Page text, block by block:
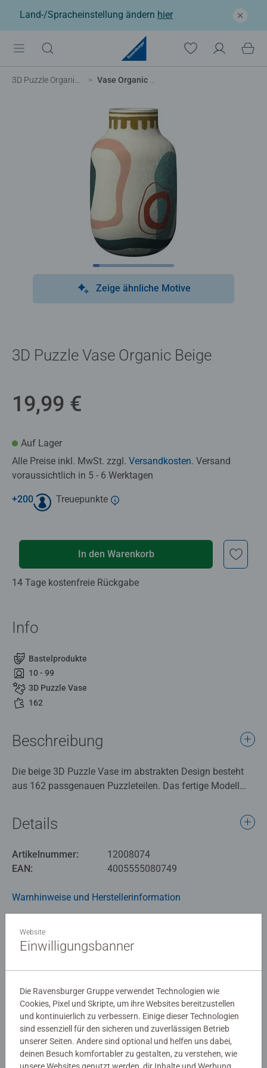
Land-/Spracheinstellung ändern hier
3D Puzzle Organizer & Co Vase Organic Beige
Zeige ähnliche Motive
3D Puzzle Vase Organic Beige
19,99 €
Auf Lager
Alle Preise inkl. MwSt. zzgl. Versandkosten. Versand
voraussichtlich in 5 - 6 Werktagen
+200 Treuepunkte
In den Warenkorb
14 Tage kostenfreie Rückgabe
Info
Bastelprodukte
10 - 99
3D Puzzle Vase
162
Beschreibung
Die beige 3D Puzzle Vase im abstrakten Design besteht
aus 162 passgenauen Puzzleteilen. Das fertige Modell
ideal für frische Schnittblumen. Aber auch Kunstblumen
oder Trockenblumen finden darin stilvoll Platz. Das
Wohnstile ein und macht es zu einem besonderen
Blickfang. Ob als Geschenk oder als dekoratives Highlight
praktischer Funktion.
Details
Artikelnummer:
12008074
EAN:
4005555080749
Warnhinweise und Herstellerinformation
Ähnliche Produkte
Noch keine Bewertungen
abgegeben
0/0
Website
Einwilligungsbanner
Die Ravensburger Gruppe verwendet Technologien wie
Cookies, Pixel und Skripte, um ihre Websites bereitzustellen
und kontinuierlich zu verbessern. Einige dieser Technologien
sind essenziell für den sicheren und zuverlässigen Betrieb
unserer Seiten. Andere sind optional und helfen uns dabei,
deinen Besuch komfortabler zu gestalten, zu verstehen, wie
unsere Websites genutzt werden, dir Inhalte und Werbung